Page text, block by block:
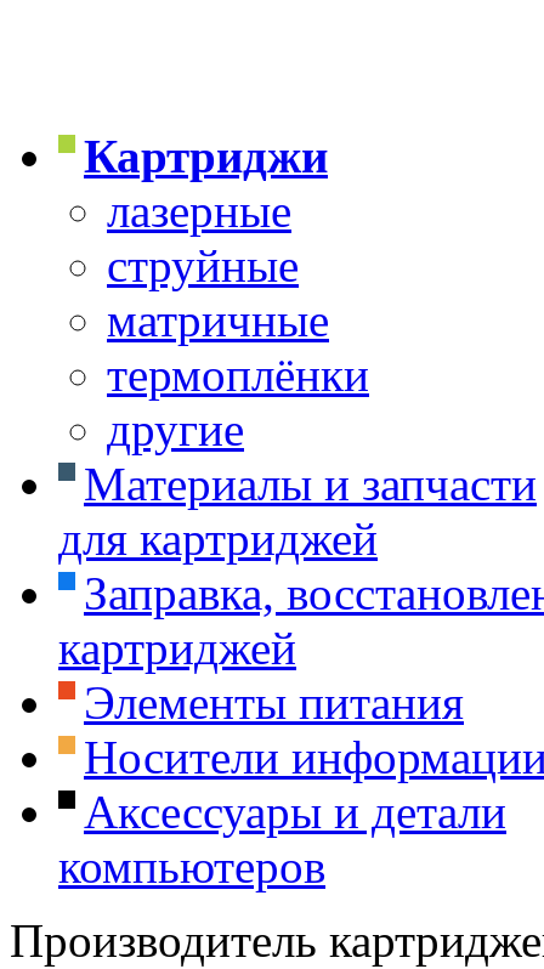
Картриджи
лазерные
струйные
матричные
термоплёнки
другие
Материалы и запчасти
для картриджей
Заправка,
картриджей
Элементы питания
Носители
Аксессуары и детали
компьютеров
Производитель